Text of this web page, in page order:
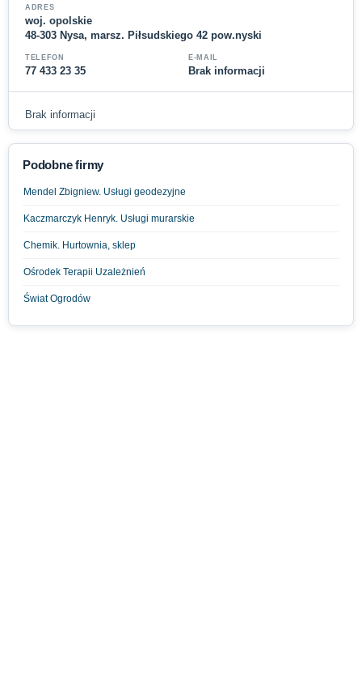
ADRES
woj. opolskie
48-303 Nysa, marsz. Piłsudskiego 42 pow.nyski
TELEFON
77 433 23 35
E-MAIL
Brak informacji
Brak informacji
Podobne firmy
Mendel Zbigniew. Usługi geodezyjne
Kaczmarczyk Henryk. Usługi murarskie
Chemik. Hurtownia, sklep
Ośrodek Terapii Uzależnień
Świat Ogrodów